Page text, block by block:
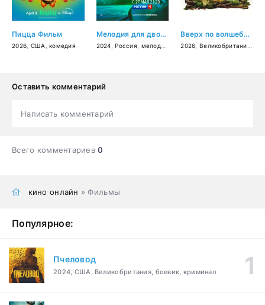
Пицца Фильм
2026 США ,комедия
Мелодия для двоих
2024 ,Россия мелодрама
Вверх по волшебному дереву
2026 Великобритания
Оставить комментарий
Написать комментарий
Всего комментариев0
кино онлайн » Фильмы
Популярное:
Пчеловод
2024, США, Великобритания, боевик, криминал